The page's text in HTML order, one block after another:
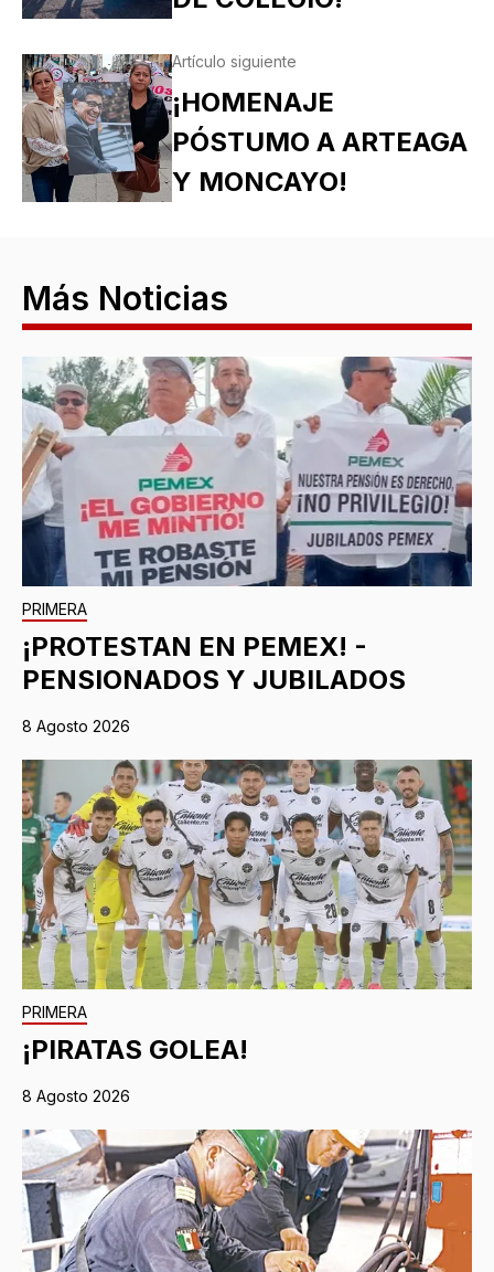
Artículo siguiente
¡HOMENAJE
PÓSTUMO A ARTEAGA
Y MONCAYO!
Más Noticias
PRIMERA
¡PROTESTAN EN PEMEX! -
PENSIONADOS Y JUBILADOS
8 Agosto 2026
PRIMERA
¡PIRATAS GOLEA!
8 Agosto 2026